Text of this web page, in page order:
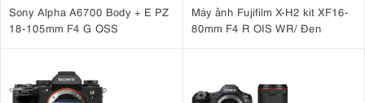
Sony Alpha A6700 Body + E PZ
18-105mm F4 G OSS
Máy ảnh Fujifilm X-H2 kit XF16-
80mm F4 R OIS WR/ Đen